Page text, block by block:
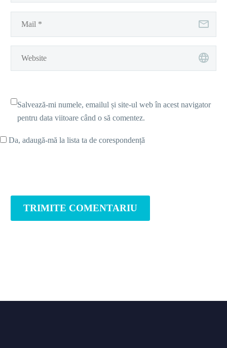
Salvează-mi numele, emailul și site-ul web în acest navigator
pentru data viitoare când o să comentez.
Da, adaugă-mă la lista ta de corespondență
TRIMITE COMENTARIU